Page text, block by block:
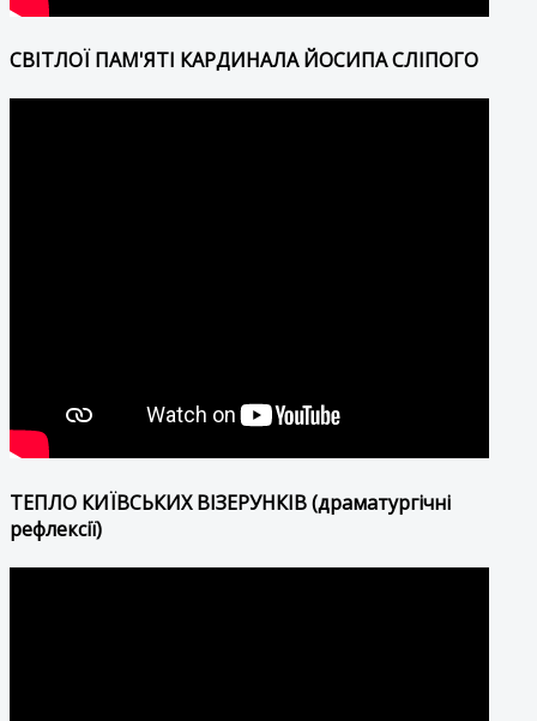
СВІТЛОЇ ПАМ'ЯТІ КАРДИНАЛА ЙОСИПА СЛІПОГО
ТЕПЛО КИЇВСЬКИХ ВІЗЕРУНКІВ (драматургічні
рефлексії)